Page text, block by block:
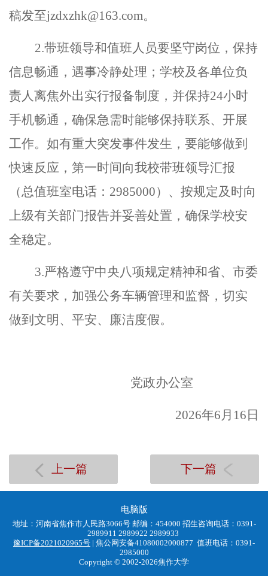
稿发至jzdxzhk@163.com。
2.带班领导和值班人员要坚守岗位，保持
信息畅通，遇事冷静处理；学校及各单位负
责人离焦外出实行报备制度，并保持24小时
手机畅通，确保急需时能够保持联系、开展
工作。如有重大突发事件发生，要能够做到
快速反应，第一时间向我校带班领导汇报
（总值班室电话：2985000）、按规定及时向
上级有关部门报告并妥善处置，确保学校安
全稳定。
3.严格遵守中央八项规定精神和省、市委
有关要求，加强公务车辆管理和监督，切实
做到文明、平安、廉洁度假。
党政办公室
2026年6月 16 日
上一篇 下一篇
电脑版
地址：河南省焦作市人民路3066号 邮编：454000 招生咨询电话：0391-
2989911 2989922 2989933
豫ICP备2021020965号 | 焦公网安备41080002000877 值班电话：0391-
2985000
Copyright © 2002-2026焦作大学